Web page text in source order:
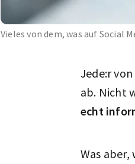
Vieles von dem, was auf Social
Jede:r
ab. Nicht
echt
Was aber,